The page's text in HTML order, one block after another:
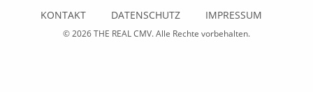
KONTAKT DATENSCHUTZ IMPRESSUM
© 2026THE REAL CMV. Alle Rechte vorbehalten.